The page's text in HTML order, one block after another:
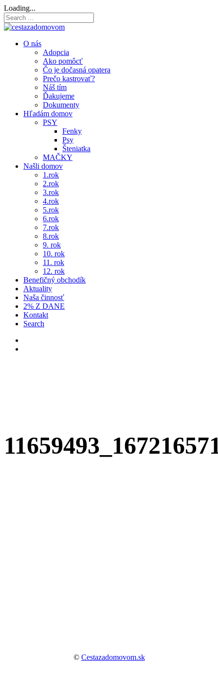
Loading...
O nás
Adopcia
Ako pomôcť
Čo je dočasná opatera
Prečo kastrovať?
Náš tím
Ďakujeme
Dokumenty
Hľadám domov
PSY
Fenky
Psy
Šteniatka
MAČKY
Našli domov
1.rok
2.rok
3.rok
4.rok
5.rok
6.rok
7.rok
8.rok
9. rok
10. rok
11. rok
12. rok
Benefičný obchodík
Aktuality
Naša činnosť
2% Z DANE
Kontakt
Search
© Cestazadomovom.sk